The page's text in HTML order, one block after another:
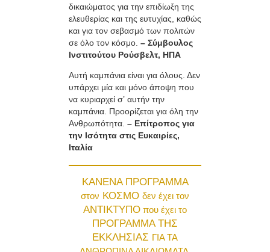
δικαιώματος για την επιδίωξη της
ελευθερίας και της ευτυχίας, καθώς
και για τον σεβασμό των πολιτών
σε όλο τον κόσμο. – Σύμβουλος
Ινστιτούτου Ρούσβελτ, ΗΠΑ
Αυτή καμπάνια είναι για όλους. Δεν
υπάρχει µία και μόνο άποψη που
να κυριαρχεί σ’ αυτήν την
καμπάνια. Προορίζεται για όλη την
Ανθρωπότητα. – Επίτροπος για
την Ισότητα στις Ευκαιρίες,
Ιταλία
ΚΑΝΕΝΑ ΠΡΟΓΡΑΜΜΑ
στον ΚΟΣΜΟ δεν έχει τον
ΑΝΤΙΚΤΥΠΟ που έχει το
ΠΡΟΓΡΑΜΜΑ ΤΗΣ
ΕΚΚΛΗΣΙΑΣ ΓΙΑ ΤΑ